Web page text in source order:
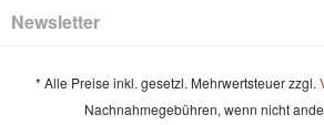
Newsletter
* Alle Preise inkl. gesetzl. Mehrwertsteuer zzgl.
Nachnahmegebühren, wenn nicht